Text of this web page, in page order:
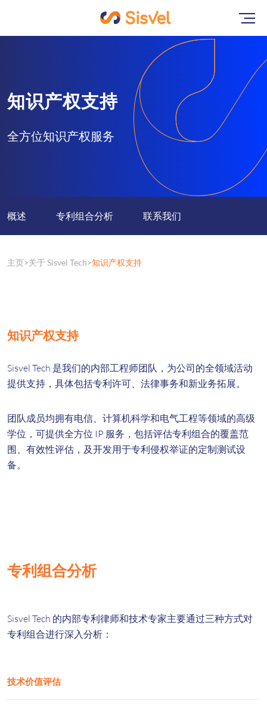
知识产权支持
全方位知识产权服务
概述 专利组合分析 联系我们
主页 关于 Sisvel Tech 知识产权支持
知识产权支持
Sisvel Tech 是我们的内部工程师团队，为公司的全领域活动
提供支持，具体包括专利许可、法律事务和新业务拓展。
团队成员均拥有电信、计算机科学和电气工程等领域的高级
学位，可提供全方位 IP 服务，包括评估专利组合的覆盖范
围、有效性评估，及开发用于专利侵权举证的定制测试设
备。
专利组合分析
Sisvel Tech 的内部专利律师和技术专家主要通过三种方式对
专利组合进行深入分析：
技术价值评估